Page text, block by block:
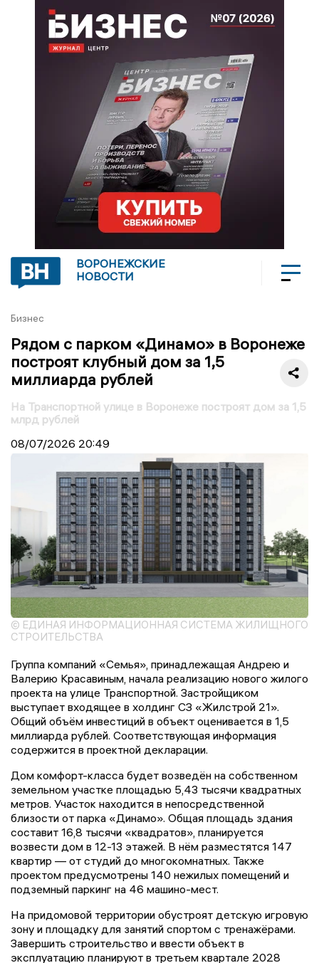
ВОРОНЕЖСКИЕ
НОВОСТИ
Бизнес
Рядом с парком «Динамо» в Воронеже
построят клубный дом за 1,5
миллиарда рублей
На Транспортной улице в Воронеже построят дом за 1,5
млрд рублей
08/07/2026 20:49
© ЕДИНАЯ ИНФОРМАЦИОННАЯ СИСТЕМА ЖИЛИЩНОГО
СТРОИТЕЛЬСТВА
Группа компаний «Семья», принадлежащая Андрею и
Валерию Красавиным, начала реализацию нового жилого
проекта на улице Транспортной. Застройщиком
выступает входящее в холдинг СЗ «Жилстрой 21».
Общий объём инвестиций в объект оценивается в 1,5
миллиарда рублей. Соответствующая информация
содержится в проектной декларации.
Дом комфорт-класса будет возведён на собственном
земельном участке площадью 5,43 тысячи квадратных
метров. Участок находится в непосредственной
близости от парка «Динамо». Общая площадь здания
составит 16,8 тысячи «квадратов», планируется
возвести дом в 12-13 этажей. В нём разместятся 147
квартир — от студий до многокомнатных. Также
проектом предусмотрены 140 нежилых помещений и
подземный паркинг на 46 машино-мест.
На придомовой территории обустроят детскую игровую
зону и площадку для занятий спортом с тренажёрами.
Завершить строительство и ввести объект в
эксплуатацию планируют в третьем квартале 2028